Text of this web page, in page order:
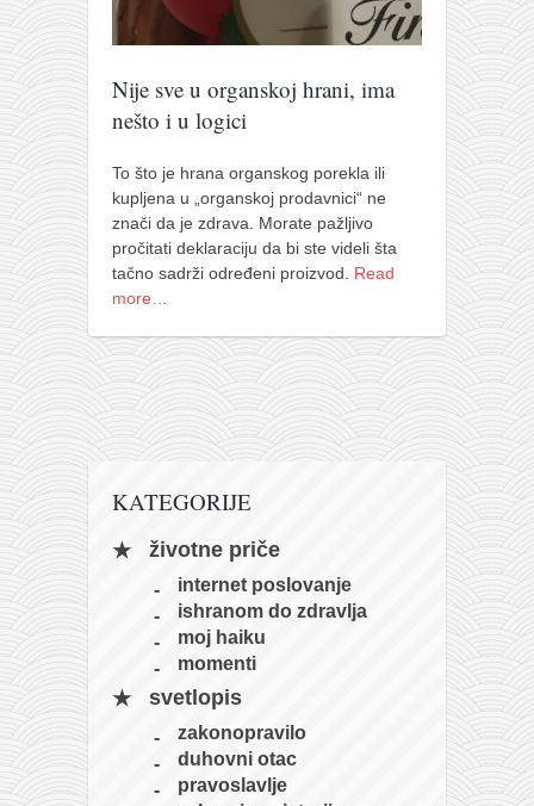
umesto tvitera
azbuki i knjige
najnovije na blogu
moje beleške
istorija karatea
bubishi
karate
kihon
naihanchi
kushanku
passai
temashiwari
nunchaku
tonfa
timbei rochin
Nije sve u organskoj hrani, ima
nešto i u logici
To što je hrana organskog porekla ili
kupljena u „organskoj prodavnici“ ne
znači da je zdrava. Morate pažljivo
pročitati deklaraciju da bi ste videli šta
tačno sadrži određeni proizvod. Read
more…
KATEGORIJE
životne priče
internet poslovanje
ishranom do zdravlja
moj haiku
momenti
svetlopis
zakonopravilo
duhovni otac
pravoslavlje